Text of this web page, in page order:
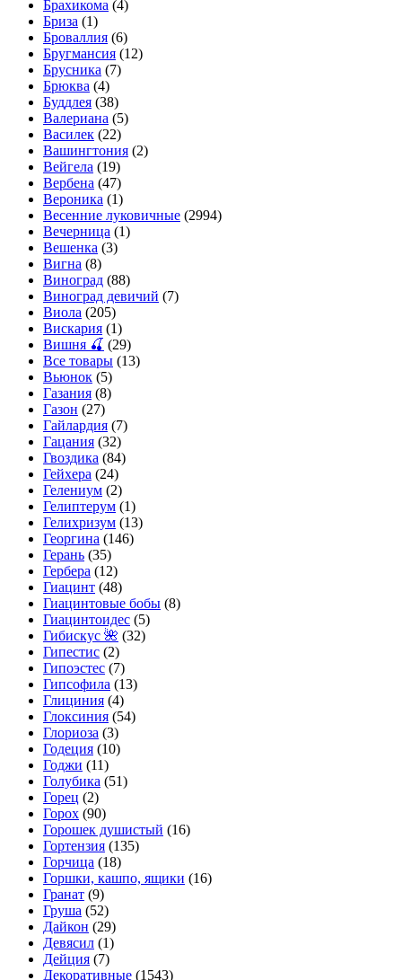
Брахикома (4)
Бриза (1)
Броваллия (6)
Бругмансия (12)
Брусника (7)
Брюква (4)
Буддлея (38)
Валериана (5)
Василек (22)
Вашингтония (2)
Вейгела (19)
Вербена (47)
Вероника (1)
Весенние луковичные (2994)
Вечерница (1)
Вешенка (3)
Вигна (8)
Виноград (88)
Виноград девичий (7)
Виола (205)
Вискария (1)
Вишня 🍒 (29)
Все товары (13)
Вьюнок (5)
Газания (8)
Газон (27)
Гайлардия (7)
Гацания (32)
Гвоздика (84)
Гейхера (24)
Гелениум (2)
Гелиптерум (1)
Гелихризум (13)
Георгина (146)
Герань (35)
Гербера (12)
Гиацинт (48)
Гиацинтовые бобы (8)
Гиацинтоидес (5)
Гибискус 🌺 (32)
Гипестис (2)
Гипоэстес (7)
Гипсофила (13)
Глициния (4)
Глоксиния (54)
Глориоза (3)
Годеция (10)
Годжи (11)
Голубика (51)
Горец (2)
Горох (90)
Горошек душистый (16)
Гортензия (135)
Горчица (18)
Горшки, кашпо, ящики (16)
Гранат (9)
Груша (52)
Дайкон (29)
Девясил (1)
Дейция (7)
Декоративные (1543)